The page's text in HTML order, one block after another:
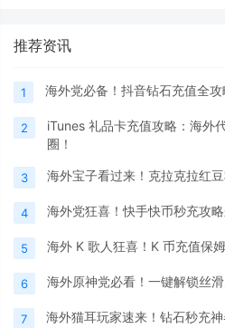
推荐资讯
1 海外党必备！抖音钻石充值全攻
2
iTunes 礼品卡充值攻略：海外
圈！
3 海外宝子看过来！克拉克拉红
4 海外党狂喜！快手快币秒充攻略
5 海外 K 歌人狂喜！K 币充值保
6 海外原神党必看！一键解锁丝
7 海外猫耳玩家速来！钻石秒充